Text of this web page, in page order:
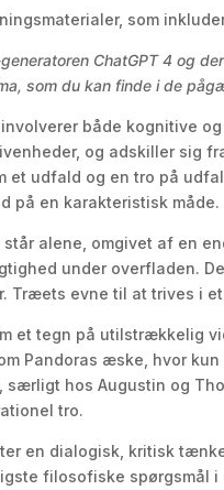
som
ChatGPT 4 og
som du kan finde i de
både kognitive
og adskiller sig
et udfald og en tro på
en karakteristisk
alene, omgivet af en
under overfladen.
Træets evne til at trives i
et tegn på utilstrækkelig
Pandoras æske, hvor
særligt hos Augustin og
tro.
en dialogisk, kritisk
filosofiske spørgsmål